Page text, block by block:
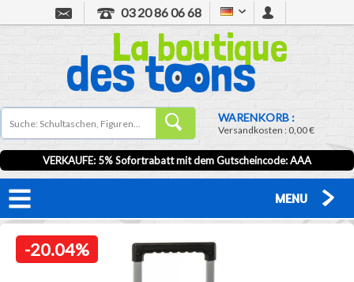
03 20 86 06 68
WARENKORB :
Versandkosten :0,00 €
VERKAUFE: 5% Sofortrabatt mit dem Gutscheincode:AAA
MENU
-20.04%